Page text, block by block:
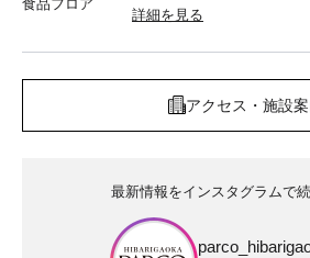
食品フロア
詳細を見る
アクセス・施設
最新情報をインスタグラムで